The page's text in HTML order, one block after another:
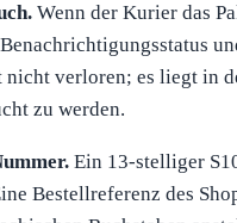
Wenn der Kurier das
nicht verloren; es liegt in
zu werden.
Ein 13-stelliger
Bestellreferenz des